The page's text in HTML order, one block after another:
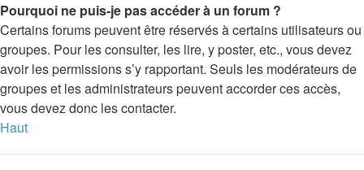
Pourquoi ne puis-je pas accéder à un forum ?
Certains forums peuvent être réservés à certains utilisateurs ou
groupes. Pour les consulter, les lire, y poster, etc., vous devez
avoir les permissions s’y rapportant. Seuls les modérateurs de
groupes et les administrateurs peuvent accorder ces accès,
vous devez donc les contacter.
Haut